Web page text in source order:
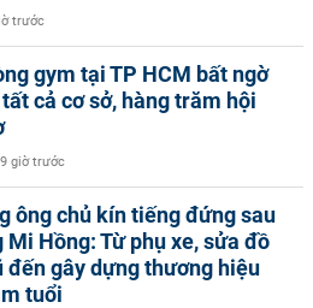
trước
gym tại TP HCM bất ngờ
cả cơ sở, hàng trăm hội
9 giờ trước
ông chủ kín tiếng đứng sau
Hồng: Từ phụ xe, sửa đồ
đến gây dựng thương hiệu
tuổi